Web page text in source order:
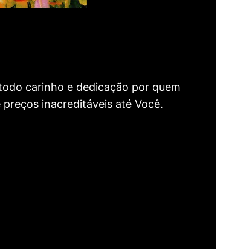
carinho e dedicação por quem
inacreditáveis até Você.